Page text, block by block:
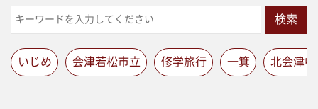
検索
いじめ 会津若松市立 修学旅行 一箕 北会津中